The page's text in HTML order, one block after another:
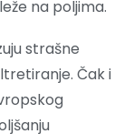
na poljima.
strašne
Čak i